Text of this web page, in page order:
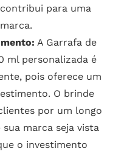
para uma
A Garrafa de
ml personalizada é
pois oferece um
O brinde
por um longo
marca seja vista
o investimento